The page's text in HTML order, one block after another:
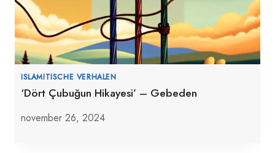
ISLAMITISCHE VERHALEN
‘Dört Çubuğun Hikayesi’ – Gebeden
november 26, 2024